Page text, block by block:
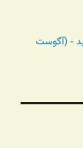
- (آگوست